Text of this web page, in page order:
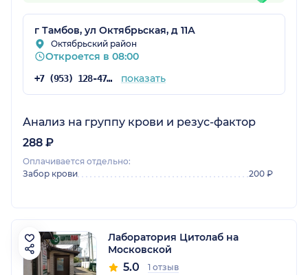
г Тамбов, ул Октябрьская, д 11А
Октябрьский район
Откроется в 08:00
+7 (953) 128-47-00 показать
Анализ на группу крови и резус-фактор
288 ₽
Оплачивается отдельно:
Забор крови
200 ₽
Лаборатория Цитолаб на
Московской
5.0 1 отзыв